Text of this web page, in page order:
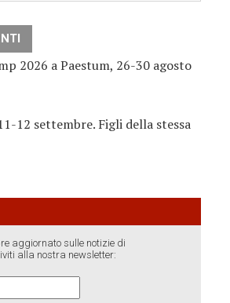
2026 a Paestum, 26-30 agosto
12 settembre. Figli della stessa
aggiornato sulle notizie di
alla nostra newsletter: